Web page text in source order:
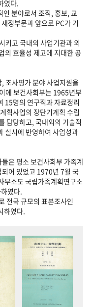
였다.
분야로서 조직, 홍보, 교
정부문과 앞으로 PC가 기
키고 국내의 사업기관과 외
의 효율성 제고에 지대한 공
조사평가 분야 사업지원을
에 보건사회부는 1965년부
15명의 연구직과 자료정리
획사업의 장단기계획 수립
담당하고, 국내외의 기술적
실시에 반영하여 사업성과
은 평소 보건사회부 가족계
어 있었고 1970년 7월 국
무소도 국립가족계획연구소
였다.
전국 규모의 표본조사인
하였다.